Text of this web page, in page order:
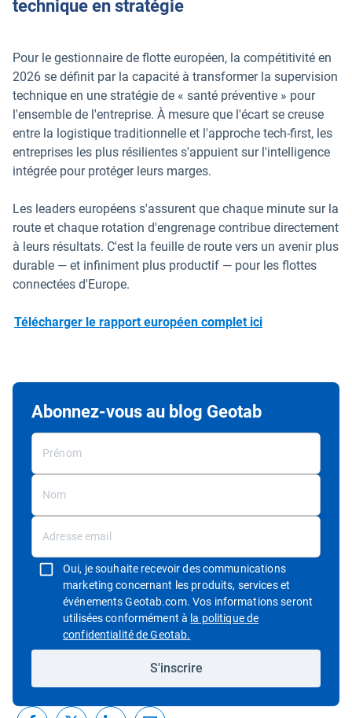
technique en stratégie
Pour le gestionnaire de flotte européen, la compétitivité en
2026 se définit par la capacité à transformer la supervision
technique en une stratégie de « santé préventive » pour
l'ensemble de l'entreprise. À mesure que l'écart se creuse
entre la logistique traditionnelle et l'approche tech-first, les
entreprises les plus résilientes s'appuient sur l'intelligence
intégrée pour protéger leurs marges.
Les leaders européens s'assurent que chaque minute sur la
route et chaque rotation d'engrenage contribue directement
à leurs résultats. C'est la feuille de route vers un avenir plus
durable — et infiniment plus productif — pour les flottes
connectées d'Europe.
Télécharger le rapport européen complet ici
Abonnez-vous au blog Geotab
Oui, je souhaite recevoir des communications
marketing concernant les produits, services et
événements Geotab.com. Vos informations seront
utilisées conformément à la politique de
confidentialité de Geotab.
S'inscrire